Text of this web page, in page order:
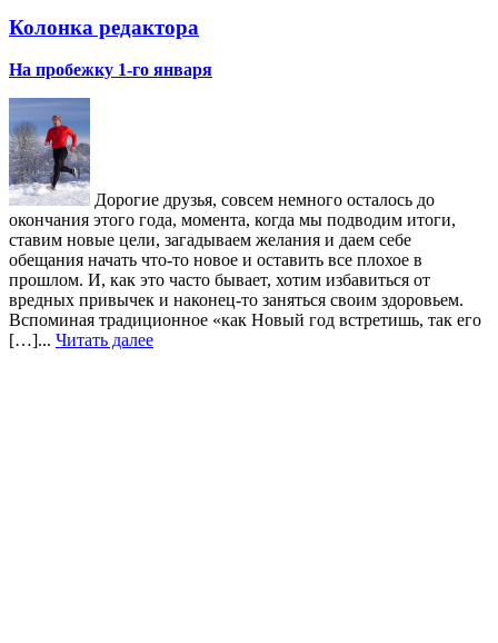
Колонка редактора
На пробежку 1-го января
Дорогие друзья, совсем немного осталось до
окончания этого года, момента, когда мы подводим итоги,
ставим новые цели, загадываем желания и даем себе
обещания начать что-то новое и оставить все плохое в
прошлом. И, как это часто бывает, хотим избавиться от
вредных привычек и наконец-то заняться своим здоровьем.
Вспоминая традиционное «как Новый год встретишь, так его
[…]... Читать далее